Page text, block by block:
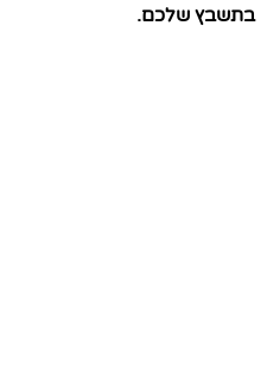
בתשבץ שלכם.